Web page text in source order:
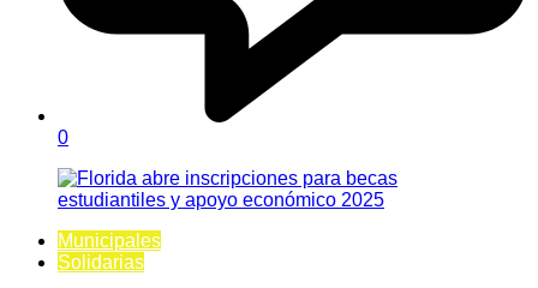
0
Municipales
Solidarias